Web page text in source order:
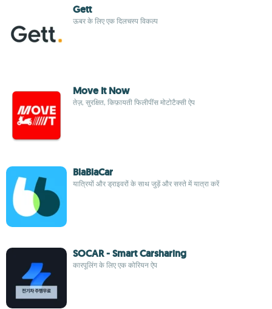
Gett
ऊबर के लिए एक दिलचस्प विकल्प
Move It Now
तेज़, सुरक्षित, किफ़ायती फिलीपींस मोटोटैक्सी ऐप
BlaBlaCar
यात्रियों और ड्राइवरों के साथ जुड़ें और सस्ते में यात्रा करें
SOCAR - Smart Carsharing
कारपूलिंग के लिए एक कोरियन ऐप